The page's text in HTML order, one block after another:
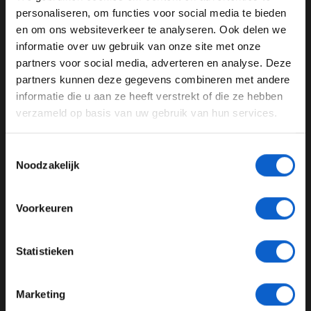
personaliseren, om functies voor social media te bieden
en om ons websiteverkeer te analyseren. Ook delen we
informatie over uw gebruik van onze site met onze
partners voor social media, adverteren en analyse. Deze
partners kunnen deze gegevens combineren met andere
informatie die u aan ze heeft verstrekt of die ze hebben
verzameld op basis van uw gebruik van hun services.
Noodzakelijk
Voorkeuren
Statistieken
Marketing
F1 en nu is het geen enkel probleem, maar over enkele
jaren kan dat heel anders zijn", aldus de huidig
wereldkampioen. Verstappen denkt dat de overvolle
kalender er voor gaat zorgen dat coureurs sneller zullen
stoppen en vindt dat er serieus naar gekeken moet
worden.
WELKOM BIJ GRAND PRIX RADIO
Ben je 24 jaar of ouder?
Pas je advertentie instellingen aan en klik hieronder om
door te gaan naar de website!
Advertentie instellingen